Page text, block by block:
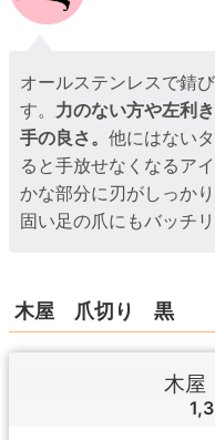
オールステンレスで錆
す。 力のない方や左利
手の良さ。他にはない
ると手放せなくなるア
かな部分に刃がしっか
固い足の爪にもバッチ
木屋 爪切り 黒
木